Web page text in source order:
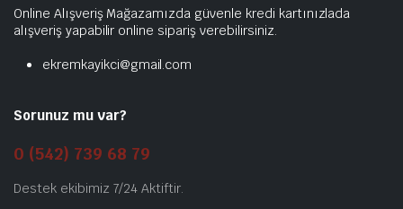
Online Alışveriş Mağazamızda güvenle kredi kartınızlada
alışveriş yapabilir online sipariş verebilirsiniz.
ekremkayikci@gmail.com
Sorunuz mu var?
0 (542) 739 68 79
Destek ekibimiz 7/24 Aktiftir.